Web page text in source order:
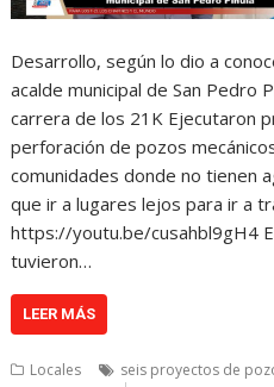
Desarrollo, según lo dio a
acalde municipal de San Pedro
carrera de los 21K Ejecutaron
perforación de pozos
comunidades donde no tienen
que ir a lugares lejos para ir a
https://youtu.be/cusahbl9gH4
tuvieron…
LEER MÁS
Locales seis proyectos de